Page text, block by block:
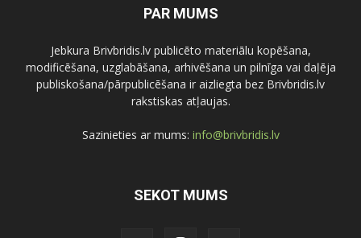
PAR MUMS
Jebkura Brivbridis.lv publicēto materiālu kopēšana,
modificēšana, uzglabāšana, arhivēšana un pilnīga vai daļēja
publiskošana/pārpublicēšana ir aizliegta bez Brivbridis.lv
rakstiskas atļaujas.
Sazinieties ar mums: info@brivbridis.lv
SEKOT MUMS